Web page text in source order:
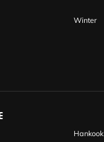
Winter
Hankook